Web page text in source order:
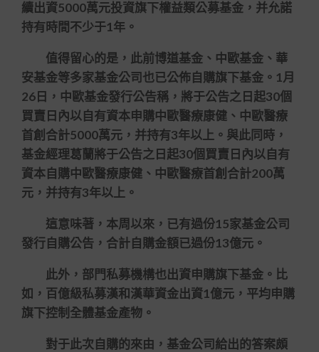
續出資5000萬元投資旗下權益類公募基金，并允諾
持有時間不少于1年。
值得留心的是，此前博道基金、中歐基金、華
安基金等多家基金公司也已公佈自購旗下基金。1月
26日，中歐基金發行公告稱，將于公告之日起30個
買賣日內以自有資本申購中歐醫療康健、中歐醫療
首創合計5000萬元，并持有3年以上。與此同時，
基金經理葛蘭將于公告之日起30個買賣日內以自有
資本自購中歐醫療康健、中歐醫療首創合計200萬
元，并持有3年以上。
這意味著，本周以來，已有過份15家基金公司
發行自購公告，合計自購金額已過份13億元。
此外，部門私募機構也出資申購旗下基金。比
如，百億級私募漢和漢華資金出資1億元，平均申購
旗下控制全體基金產物。
對于此次自購的來由，基金公司給出的答案頗